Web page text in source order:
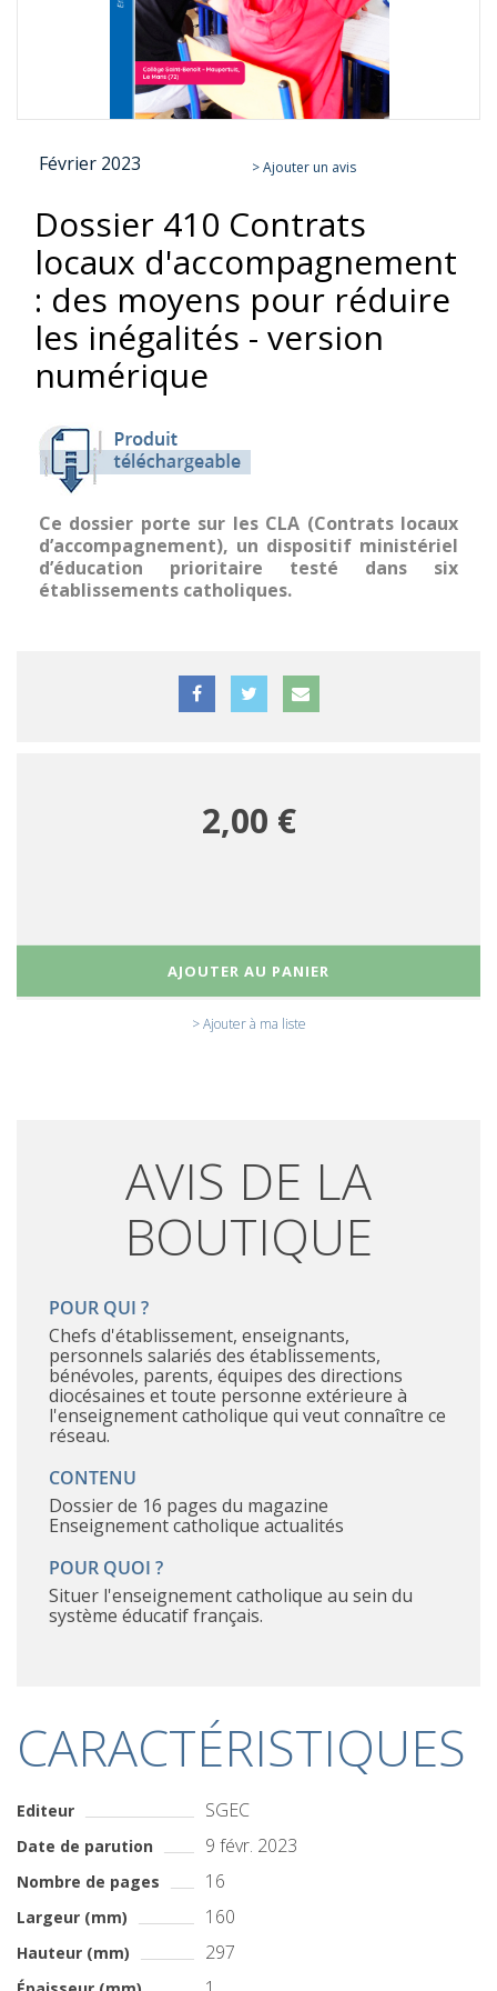
beginning
images
gallery
Février 2023 > Ajouter un avis
Dossier 410 Contrats
locaux d'accompagnement
: des moyens pour réduire
les inégalités - version
numérique
Ce dossier porte sur les CLA (Contrats locaux
d’accompagnement), un dispositif ministériel
d’éducation prioritaire testé dans six
établissements catholiques.
2,00 €
AJOUTER AU PANIER
> Ajouter à ma liste
AVIS DE LA
BOUTIQUE
POUR QUI ?
Chefs d'établissement, enseignants,
personnels salariés des établissements,
bénévoles, parents, équipes des directions
diocésaines et toute personne extérieure à
l'enseignement catholique qui veut connaître ce
réseau.
CONTENU
Dossier de 16 pages du magazine
Enseignement catholique actualités
POUR QUOI ?
Situer l'enseignement catholique au sein du
système éducatif français.
CARACTÉRISTIQUES
Editeur SGEC
Date de parution 9 févr. 2023
Nombre de pages 16
Largeur (mm) 160
Hauteur (mm) 297